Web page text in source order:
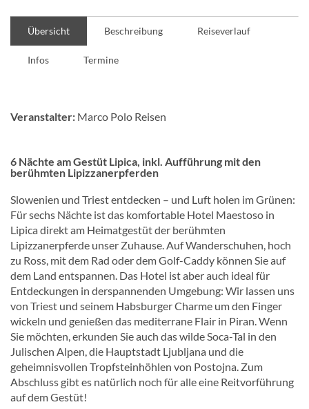
Übersicht Beschreibung Reiseverlauf
Infos Termine
Veranstalter: Marco Polo Reisen
6 Nächte am Gestüt Lipica, inkl. Aufführung mit den
berühmten Lipizzanerpferden
Slowenien und Triest entdecken – und Luft holen im Grünen:
Für sechs Nächte ist das komfortable Hotel Maestoso in
Lipica direkt am Heimatgestüt der berühmten
Lipizzanerpferde unser Zuhause. Auf Wanderschuhen, hoch
zu Ross, mit dem Rad oder dem Golf-Caddy können Sie auf
dem Land entspannen. Das Hotel ist aber auch ideal für
Entdeckungen in derspannenden Umgebung: Wir lassen uns
von Triest und seinem Habsburger Charme um den Finger
wickeln und genießen das mediterrane Flair in Piran. Wenn
Sie möchten, erkunden Sie auch das wilde Soca-Tal in den
Julischen Alpen, die Hauptstadt Ljubljana und die
geheimnisvollen Tropfsteinhöhlen von Postojna. Zum
Abschluss gibt es natürlich noch für alle eine Reitvorführung
auf dem Gestüt!